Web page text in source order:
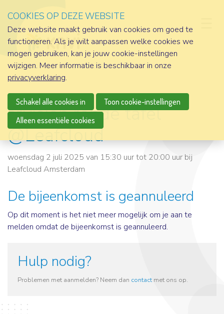
srvision ronde tafel
@Leafcloud
woensdag 2 juli 2025 van 15:30 uur tot 20:00 uur bij
Leafcloud Amsterdam
De bijeenkomst is geannuleerd
Op dit moment is het niet meer mogelijk om je aan te
melden omdat de bijeenkomst is geannuleerd.
Hulp nodig?
Problemen met aanmelden? Neem dan contact met ons op.
COOKIES OP DEZE WEBSITE
Deze website maakt gebruik van cookies om goed te
functioneren. Als je wilt aanpassen welke cookies we
mogen gebruiken, kan je jouw cookie-instellingen
wijzigen. Meer informatie is beschikbaar in onze
privacyverklaring.
Schakel alle cookies in
Toon cookie-instellingen
Alleen essentiële cookies